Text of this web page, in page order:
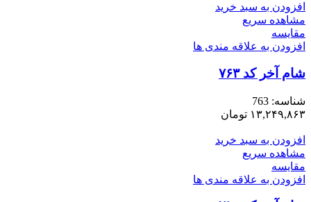
افزودن به سبد خرید
مشاهده سریع
مقایسه
افزودن به علاقه مندی ها
شام آخر کد ۷۶۳
شناسه: 763
۱۳,۲۴۹,۸۶۳ تومان
افزودن به سبد خرید
مشاهده سریع
مقایسه
افزودن به علاقه مندی ها